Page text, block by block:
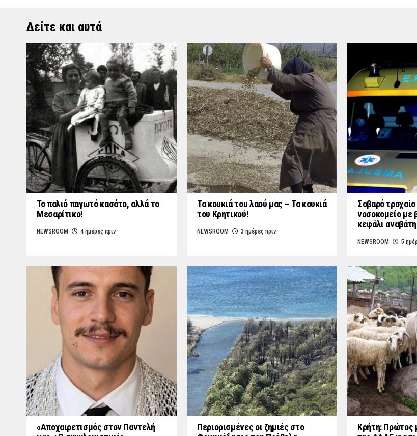
Δείτε και αυτά
Το παλιό παγωτό κασάτο, αλλά το
Μεσαρίτικο!
NEWSROOM 4 ημέρες πριν
Τα κουκιά του λαού μας – Τα κουκιά
του Κρητικού!
NEWSROOM 3 ημέρες πριν
Σοβαρό
νοσοκομείο με
κεφάλι
NEWSROOM 5
«Aποχαιρετισμός στον Παντελή
Περιορισμένες οι ζημιές στο
Κρήτη: Πρώτος